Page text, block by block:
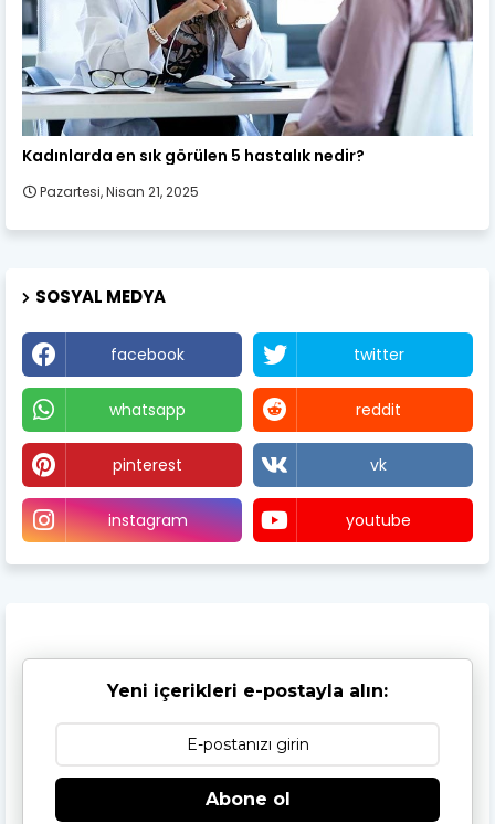
Kadın Sağlığı
Kadınlarda en sık görülen 5 hastalık nedir?
Pazartesi, Nisan 21, 2025
SOSYAL MEDYA
facebook twitter
whatsapp reddit
pinterest vk
instagram youtube
Yeni içerikleri e-postayla alın:
Abone ol